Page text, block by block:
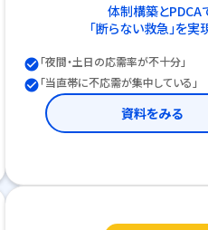
体制構築とPDCA
「断らない救急」を実
check_circle「夜間・土日の応需率が不十分」
check_circle「当直帯に不応需が集中している」
資料をみる